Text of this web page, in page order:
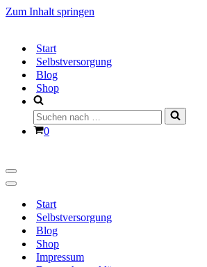
Zum Inhalt springen
Start
Selbstversorgung
Blog
Shop
Suchen
nach …
Warenkorb
0
Navigationsmenü
Navigationsmenü
Start
Selbstversorgung
Blog
Shop
Impressum